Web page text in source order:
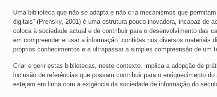
Uma biblioteca que não se adapta e não cria mecanismos que
digitais” (Prensky, 2001) é uma estrutura pouco inovadora, incapaz de
coloca à sociedade actual e de contribuir para o desenvolvimento das
em compreender e usar a informação, contidas nos diversos materiais
próprios conhecimentos e a ultrapassar a simples compreensão de um
Criar e gerir estas bibliotecas, neste contexto, implica a adopção de
inclusão de referências que possam contribuir para o enriquecimento
estejam em linha com a exigência da sociedade de informação do